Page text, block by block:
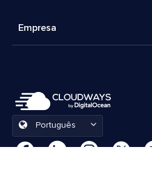
Empresa
Português